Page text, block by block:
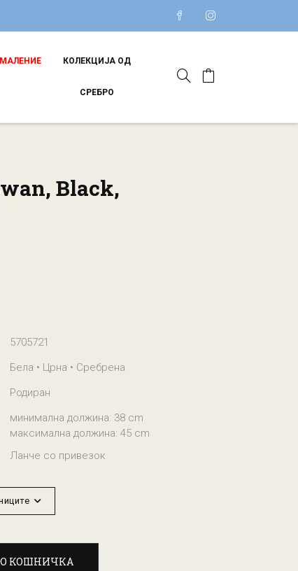
КОЛЕКЦИЈА ОД
СРЕБРО
Black,
5705721
Бела • Црна • Сребрена
Родиран
минимална должина: 38 cm
максимална должина: 45 cm
Ланче со привезок
КОШНИЧКА